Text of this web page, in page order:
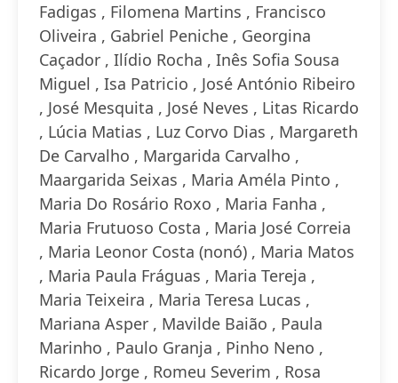
Fadigas , Filomena Martins , Francisco
Oliveira , Gabriel Peniche , Georgina
Caçador , Ilídio Rocha , Inês Sofia Sousa
Miguel , Isa Patricio , José António Ribeiro
, José Mesquita , José Neves , Litas Ricardo
, Lúcia Matias , Luz Corvo Dias , Margareth
De Carvalho , Margarida Carvalho ,
Maargarida Seixas , Maria Améla Pinto ,
Maria Do Rosário Roxo , Maria Fanha ,
Maria Frutuoso Costa , Maria José Correia
, Maria Leonor Costa (nonó) , Maria Matos
, Maria Paula Fráguas , Maria Tereja ,
Maria Teixeira , Maria Teresa Lucas ,
Mariana Asper , Mavilde Baião , Paula
Marinho , Paulo Granja , Pinho Neno ,
Ricardo Jorge , Romeu Severim , Rosa